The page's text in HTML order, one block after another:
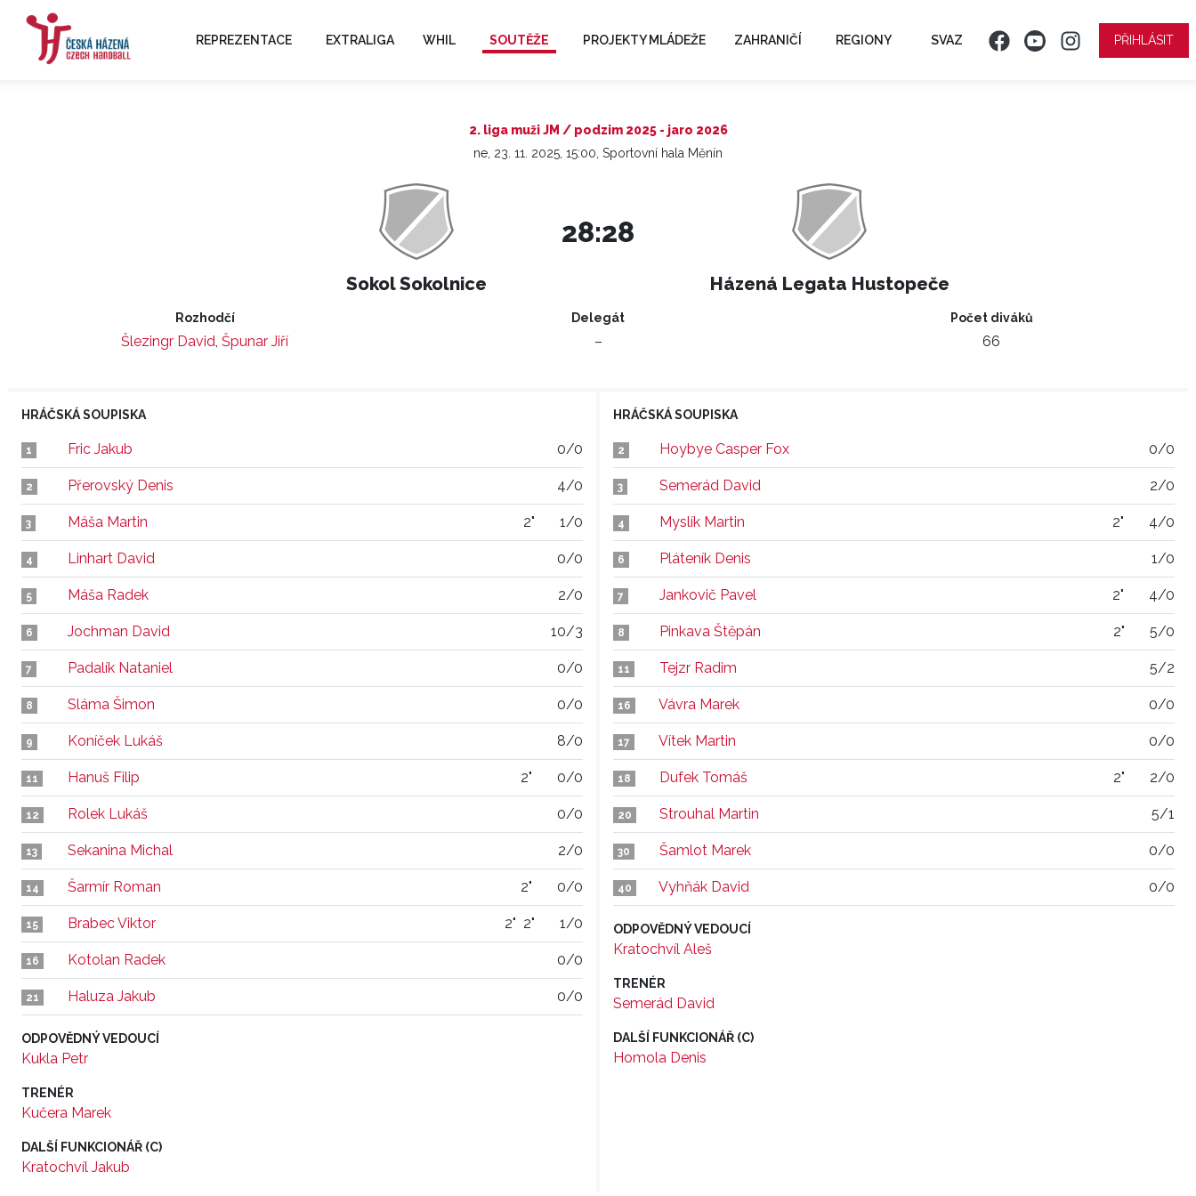
REPREZENTACE EXTRALIGA WHIL SOUTĚŽE PROJEKTY MLÁDEŽE ZAHRANIČÍ REGIONY SVAZ PŘIHLÁSIT
2. liga muži JM / podzim 2025 - jaro 2026
ne, 23. 11. 2025, 15:00, Sportovní hala Měnín
Sokol Sokolnice
28:28
Házená Legata Hustopeče
Rozhodčí
Šlezingr David, Špunar Jiří
Delegát
–
Počet diváků
66
HRÁČSKÁ SOUPISKA
1 Fric Jakub 0/0
2 Přerovský Denis 4/0
3 Máša Martin 2" 1/0
4 Linhart David 0/0
5 Máša Radek 2/0
6 Jochman David 10/3
7 Padalík Nataniel 0/0
8 Sláma Šimon 0/0
9 Koníček Lukáš 8/0
11 Hanuš Filip 2" 0/0
12 Rolek Lukáš 0/0
13 Sekanina Michal 2/0
14 Šarmír Roman 2" 0/0
15 Brabec Viktor 2" 2" 1/0
16 Kotolan Radek 0/0
21 Haluza Jakub 0/0
ODPOVĚDNÝ VEDOUCÍ
Kukla Petr
TRENÉR
Kučera Marek
DALŠÍ FUNKCIONÁŘ (C)
Kratochvíl Jakub
HRÁČSKÁ SOUPISKA
2 Hoybye Casper Fox 0/0
3 Semerád David 2/0
4 Myslík Martin 2" 4/0
6 Pláteník Denis 1/0
7 Jankovič Pavel 2" 4/0
8 Pinkava Štěpán 2" 5/0
11 Tejzr Radim 5/2
16 Vávra Marek 0/0
17 Vítek Martin 0/0
18 Dufek Tomáš 2" 2/0
20 Strouhal Martin 5/1
30 Šamlot Marek 0/0
40 Vyhňák David 0/0
ODPOVĚDNÝ VEDOUCÍ
Kratochvíl Aleš
TRENÉR
Semerád David
DALŠÍ FUNKCIONÁŘ (C)
Homola Denis